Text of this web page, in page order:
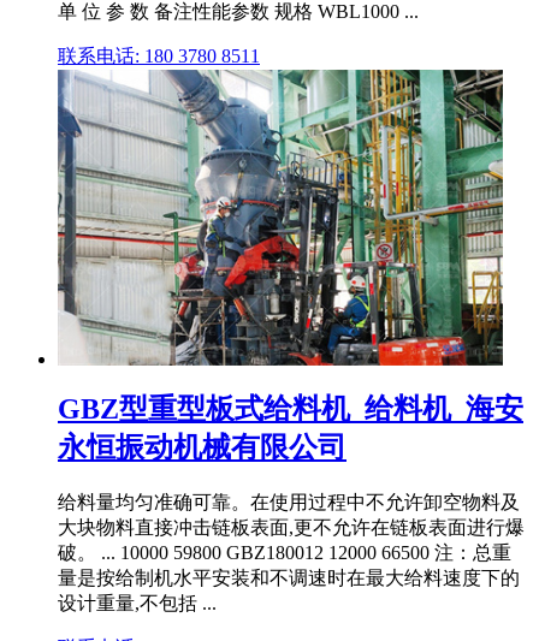
单 位 参 数 备注性能参数 规格 WBL1000 ...
联系电话: 180 3780 8511
GBZ型重型板式给料机_给料机_海安
永恒振动机械有限公司
给料量均匀准确可靠。在使用过程中不允许卸空物料及
大块物料直接冲击链板表面,更不允许在链板表面进行爆
破。 ... 10000 59800 GBZ180012 12000 66500 注：总重
量是按给制机水平安装和不调速时在最大给料速度下的
设计重量,不包括 ...